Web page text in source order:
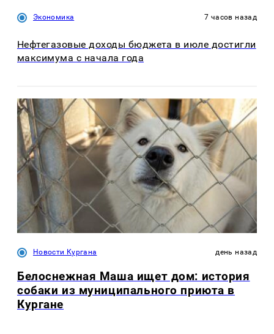
Экономика 7 часов назад
Нефтегазовые доходы бюджета в июле достигли
максимума с начала года
Новости Кургана день назад
Белоснежная Маша ищет дом: история
собаки из муниципального приюта в
Кургане